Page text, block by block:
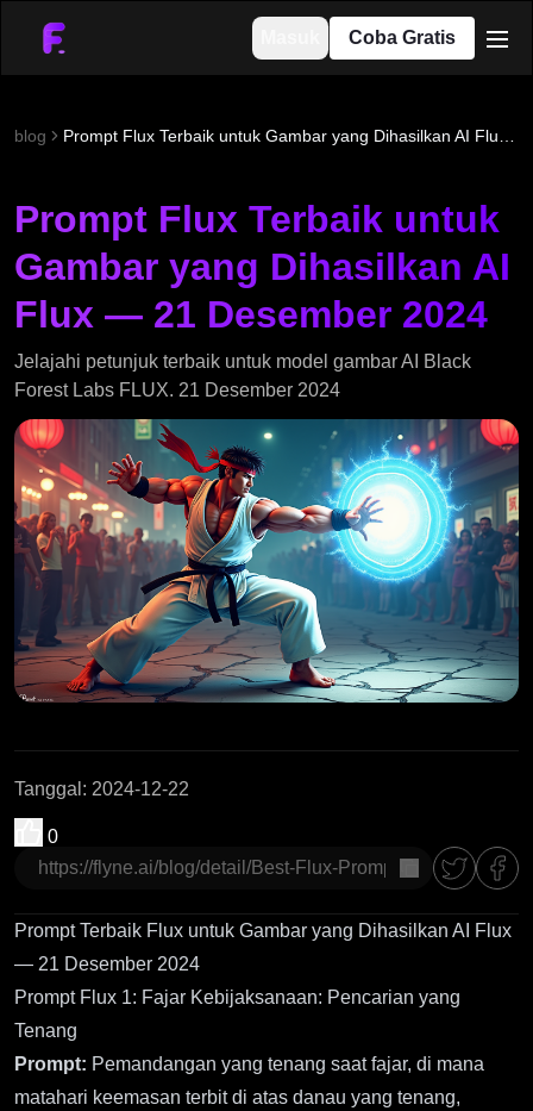
Coba Gratis
blog
Prompt Flux Terbaik untuk
Gambar yang Dihasilkan AI
Flux — 21 Desember 2024
Jelajahi petunjuk terbaik untuk model gambar AI Black
Forest Labs FLUX. 21 Desember 2024
Tanggal : 2024-12-22
0
salin
Prompt Terbaik Flux untuk Gambar yang Dihasilkan AI Flux
— 21 Desember 2024
Prompt Flux 1: Fajar Kebijaksanaan: Pencarian yang
Tenang
Prompt: Pemandangan yang tenang saat fajar, di mana
matahari keemasan terbit di atas danau yang tenang,